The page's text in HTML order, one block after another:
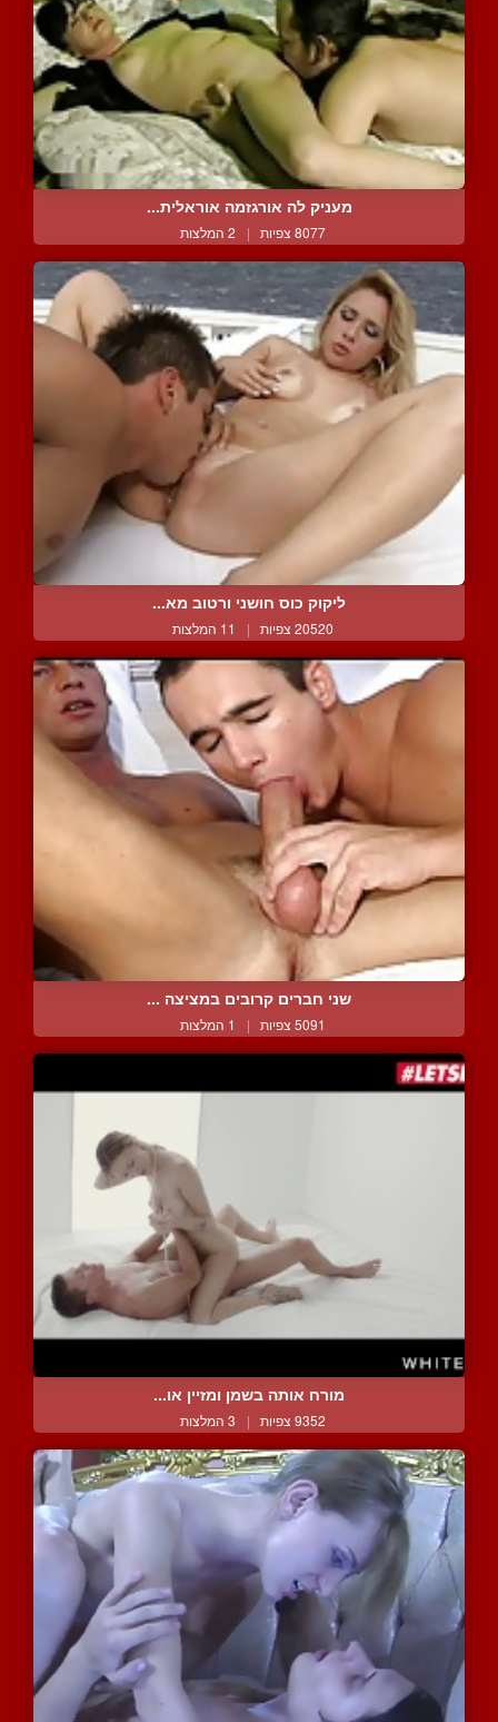
מעניק לה אורגזמה אוראלית...
8077 צפיות | 2 המלצות
ליקוק כוס חושני ורטוב מא...
20520 צפיות | 11 המלצות
שני חברים קרובים במציצה ...
5091 צפיות | 1 המלצות
מורח אותה בשמן ומזיין או...
9352 צפיות | 3 המלצות